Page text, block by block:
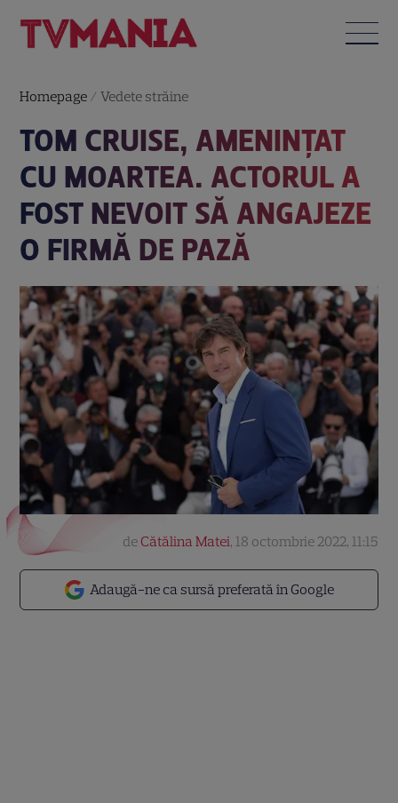
Homepage /Vedete străine
TOM CRUISE, AMENINȚAT
CU MOARTEA. ACTORUL A
FOST NEVOIT SĂ ANGAJEZE
O FIRMĂ DE PAZĂ
Adaugă-ne ca sursă preferată în Google
de Cătălina Matei, 18 octombrie 2022, 11:15